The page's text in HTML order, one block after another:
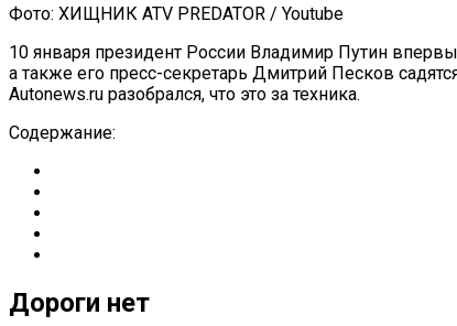
Фото: ХИЩНИК ATV PREDATOR / Youtube
10 января президент России Владимир Путин
а также его пресс-секретарь Дмитрий Песков
Autonews.ru разобрался, что это за техника.
Содержание:
Дороги нет